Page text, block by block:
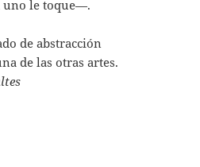
uno le toque—.
de abstracción
de las otras artes.